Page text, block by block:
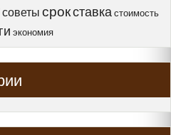
советы срокставка стоимость
экономия